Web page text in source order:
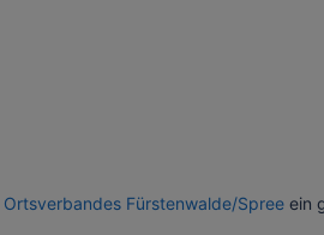
Fürstenwalde/Spree ein